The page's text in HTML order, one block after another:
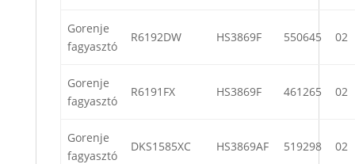
Gorenje
fagyasztó
R6192DW HS3869F 550645 02
Gorenje
fagyasztó
R6191FX HS3869F 461265 02
Gorenje
fagyasztó
DKS1585XC HS3869AF 519298 02